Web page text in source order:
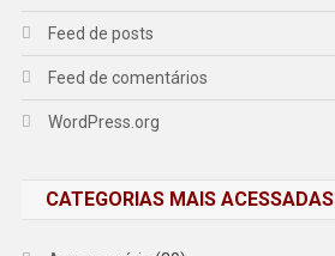
Feed de posts
Feed de comentários
WordPress.org
CATEGORIAS MAIS ACESSADAS